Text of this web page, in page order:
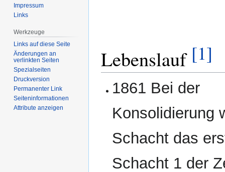
Lebenslauf [1]
1861 Bei der
Konsolidierung
Schacht das
Schacht 1 der
Impressum
Links
Werkzeuge
Links auf diese Seite
Änderungen an
verlinkten Seiten
Spezialseiten
Druckversion
Permanenter Link
Seiten­­informationen
Attribute anzeigen